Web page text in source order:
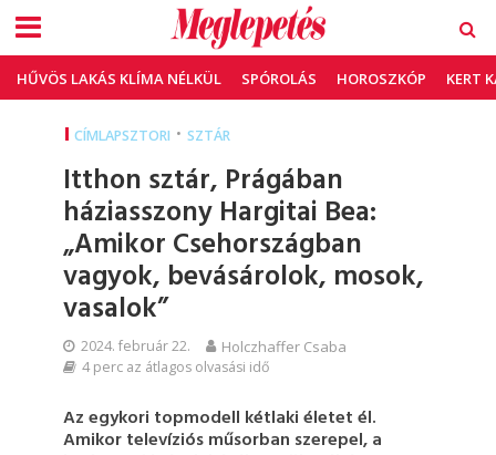
HŰVÖS LAKÁS KLÍMA NÉLKÜL SPÓROLÁS HOROSZKÓP KERT
CÍMLAPSZTORI • SZTÁR
Itthon sztár, Prágában
háziasszony Hargitai Bea:
„Amikor Csehországban
vagyok, bevásárolok, mosok,
vasalok”
2024. február 22. Holczhaffer Csaba
4 perc az átlagos olvasási idő
Az egykori topmodell kétlaki életet él.
Amikor televíziós műsorban szerepel, a